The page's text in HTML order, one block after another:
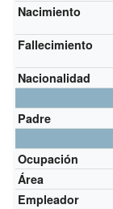
Nacimiento
Fallecimiento
Nacionalidad
Padre
Ocupación
Área
Empleador